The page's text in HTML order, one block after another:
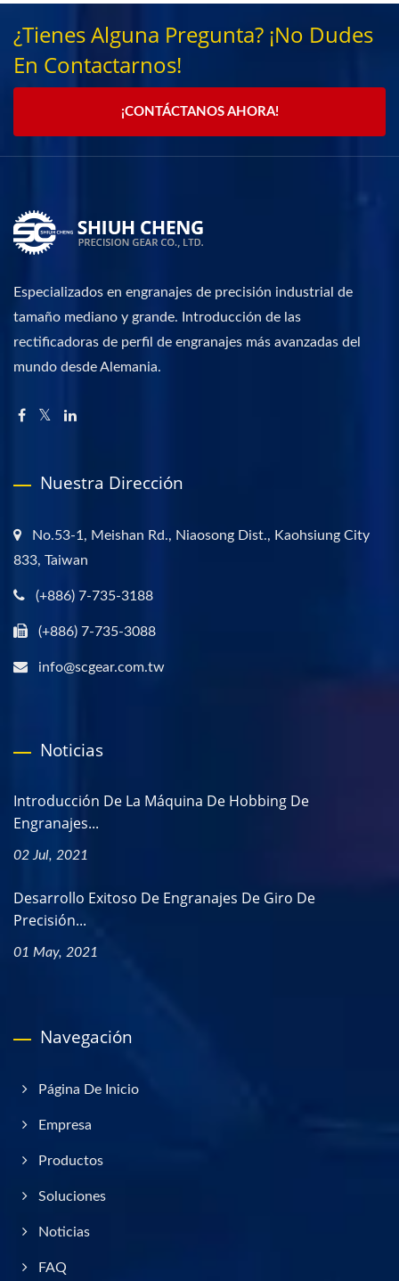
¿Tienes Alguna Pregunta? ¡No Dudes
En Contactarnos!
¡CONTÁCTANOS AHORA!
Especializados en engranajes de precisión industrial de
tamaño mediano y grande. Introducción de las
rectificadoras de perfil de engranajes más avanzadas del
mundo desde Alemania.
Nuestra Dirección
No.53-1, Meishan Rd., Niaosong Dist., Kaohsiung City
833, Taiwan
(+886) 7-735-3188
(+886) 7-735-3088
info@scgear.com.tw
Noticias
Introducción De La Máquina De Hobbing De
Engranajes...
02 Jul, 2021
Desarrollo Exitoso De Engranajes De Giro De
Precisión...
01 May, 2021
Navegación
Página De Inicio
Empresa
Productos
Soluciones
Noticias
FAQ